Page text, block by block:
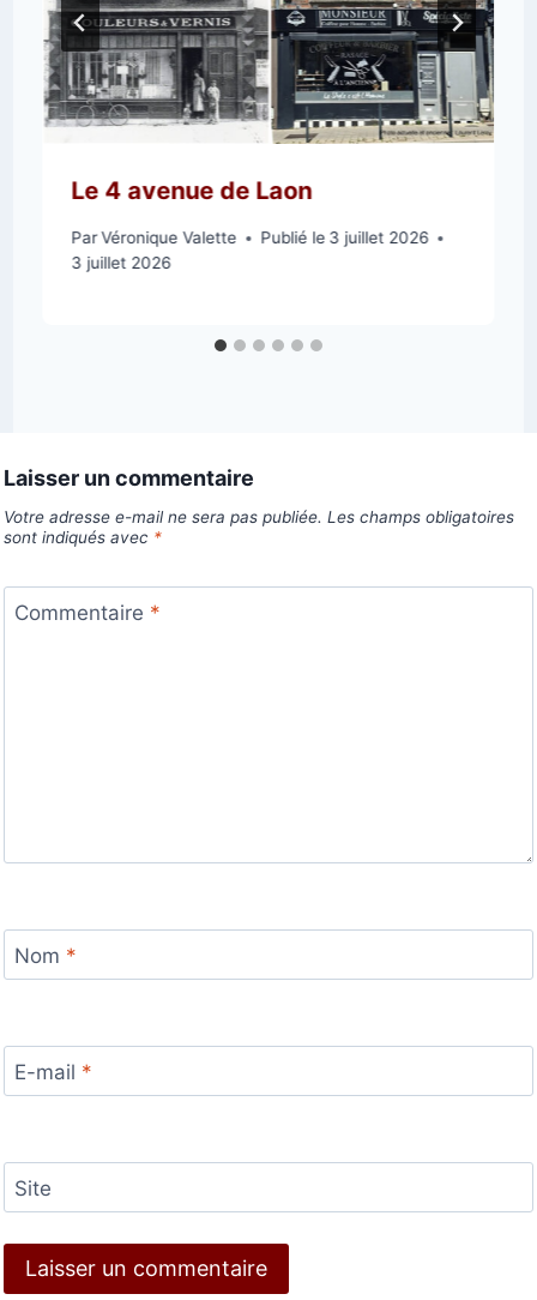
Le 4 avenue de Laon
ParVéronique Valette Publié le 3 juillet 2026
3 juillet 2026
Laisser un commentaire
Votre adresse e-mail ne sera pas publiée. Les champs obligatoires
sont indiqués avec *
Commentaire *
Nom *
E-mail *
Site